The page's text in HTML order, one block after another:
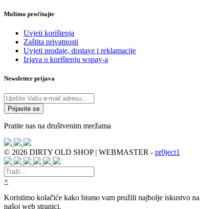
Molimo pročitajte
Uvjeti korištenja
Zaštita privatnosti
Uvjeti prodaje, dostave i reklamacije
Izjava o korištenju wspay-a
Newsletter prijava
Pratite nas na društvenim mrežama
© 2026 DIRTY OLD SHOP | WEBMASTER - pr0ject1
×
Koristimo kolačiće kako bismo vam pružili najbolje iskustvo na
našoj web stranici.